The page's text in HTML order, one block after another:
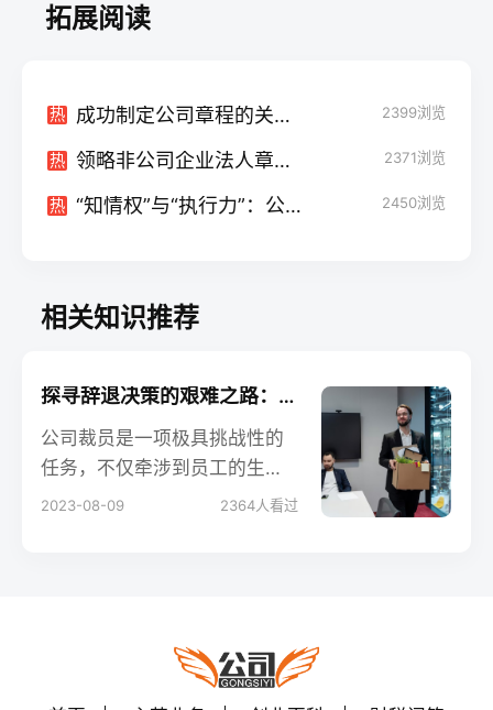
拓展阅读
热 成功制定公司章程的关键步骤 2399浏览
热 领略非公司企业法人章程的奥秘：探究其深层价值和应用 2371浏览
热 “知情权”与“执行力”：公示、投票、签字对公司员工手册、规章制度的影响 2450浏览
相关知识推荐
探寻辞退决策的艰难之路：揭秘公司裁员的难度
公司裁员是一项极具挑战性的
任务，不仅牵涉到员工的生
计，还关系到企业的声誉和文
2023-08-09 2364人看过